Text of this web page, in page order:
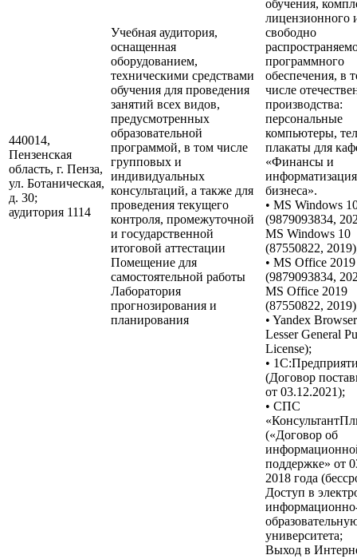
440014,
Пензенская
область, г. Пенза,
ул. Ботаническая,
д. 30;
аудитория 1114
Учебная аудитория,
оснащенная
оборудованием,
техническими средствами
обучения для проведения
занятий всех видов,
предусмотренных
образовательной
программой, в том числе
групповых и
индивидуальных
консультаций, а также для
проведения текущего
контроля, промежуточной
и государственной
итоговой аттестации
Помещение для
самостоятельной работы
Лаборатория
прогнозирования и
планирования
обучения,
лицензионного
свободно
программного
обеспечения, в
числе
производства:
персональные
компьютеры,
плакаты для
«Финансы и
информатизация
бизнеса».
• MS Windows
(9879093834,
MS Windows 10
(87550822,
• MS Office 2019
(9879093834,
MS Office 2019
(87550822,
• Yandex
Lesser General
License);
•
(Договор
от 03.12.2021);
• СПС
(«Договор об
поддержке» от
2018 года
Доступ в
университета;
Выход в